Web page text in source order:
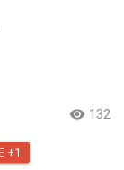
 132
+1